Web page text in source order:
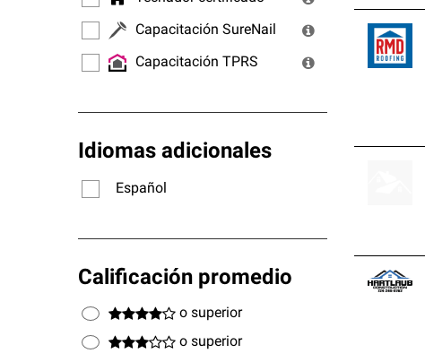
Capacitación SureNail
Capacitación TPRS
Idiomas adicionales
Español
Calificación promedio
o superior
o superior